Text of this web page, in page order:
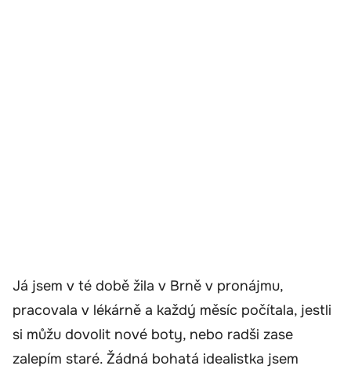
Já jsem v té době žila v Brně v pronájmu,
pracovala v lékárně a každý měsíc počítala, jestli
si můžu dovolit nové boty, nebo radši zase
zalepím staré. Žádná bohatá idealistka jsem